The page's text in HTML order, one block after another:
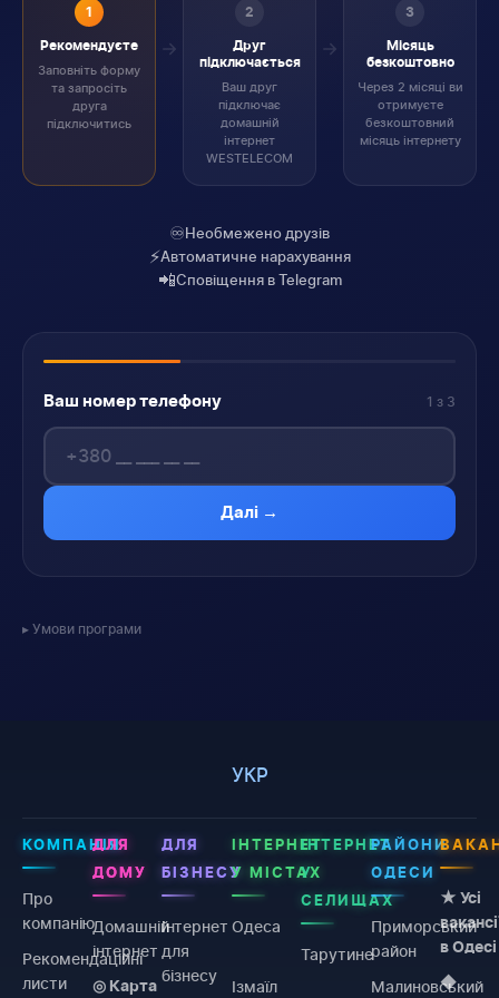
1
Рекомендуєте
Заповніть форму
та запросіть
друга
підключитись
2
Друг
підключається
Ваш друг
підключає
домашній
інтернет
WESTELECOM
3
Місяць
безкоштовно
Через 2 місяці ви
отримуєте
безкоштовний
місяць інтернету
♾️Необмежено друзів
⚡Автоматичне нарахування
📲Сповіщення в Telegram
Ваш номер телефону 1 з 3
Далі →
Умови програми
УКР
КОМПАНІЯ
Про
компанію
Рекомендаційні
листи
ДЛЯ
ДОМУ
Домашній
інтернет
◎ Карта
ДЛЯ
БІЗНЕСУ
Інтернет
для
бізнесу
ІНТЕРНЕТ
У МІСТАХ
Одеса
Ізмаїл
ІНТЕРНЕТ
У
СЕЛИЩАХ
Тарутине
РАЙОНИ
ОДЕСИ
Приморський
район
Малиновський
★ Усі
в Одесі
◆